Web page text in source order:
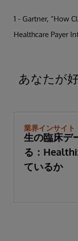
1 - Gartner, “How
Healthcare Payer
あなたが
業界インサイト
生の臨床デ
る：
ているか